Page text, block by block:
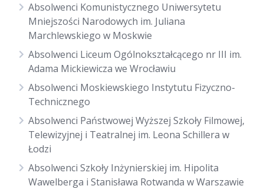
Absolwenci Komunistycznego Uniwersytetu
Mniejszości Narodowych im. Juliana
Marchlewskiego w Moskwie
Absolwenci Liceum Ogólnokształcącego nr III im.
Adama Mickiewicza we Wrocławiu
Absolwenci Moskiewskiego Instytutu Fizyczno-
Technicznego
Absolwenci Państwowej Wyższej Szkoły Filmowej,
Telewizyjnej i Teatralnej im. Leona Schillera w
Łodzi
Absolwenci Szkoły Inżynierskiej im. Hipolita
Wawelberga i Stanisława Rotwanda w Warszawie